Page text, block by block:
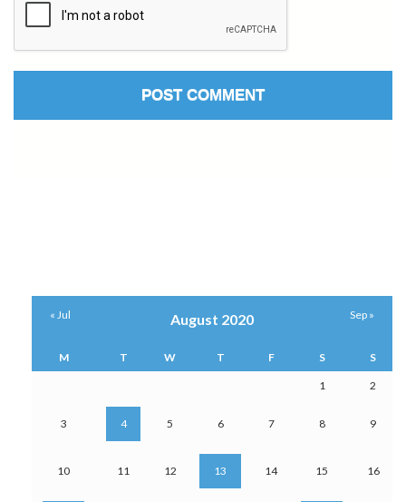
August 2020
M T W T F S S
1 2
3 4 5 6 7 8 9
10 11 12 13 14 15 16
« Jul Sep »